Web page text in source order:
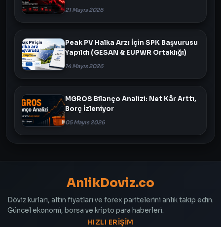
21 Mayıs 2026
Peak PV Halka Arzı İçin SPK Başvurusu
Yapıldı (GESAN & EUPWR Ortaklığı)
14 Mayıs 2026
MGROS Bilanço Analizi: Net Kâr Arttı,
Borç İzleniyor
05 Mayıs 2026
AnlikDoviz.co
Döviz kurları, altın fiyatları ve forex paritelerini anlık takip edin.
Güncel ekonomi, borsa ve kripto para haberleri.
HIZLI ERIŞIM